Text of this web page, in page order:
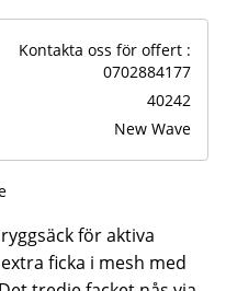
Kontakta oss för offert :
0702884177
40242
New Wave
för aktiva
ficka i mesh med